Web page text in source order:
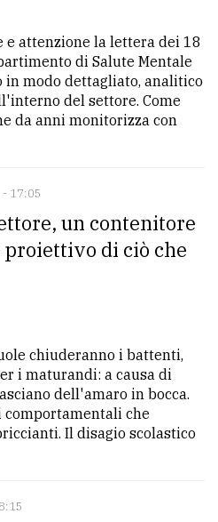
e attenzione la lettera dei 18
di Salute Mentale
in modo dettagliato, analitico
del settore. Come
da anni monitorizza con
17:05
un contenitore
di ciò che
chiuderanno i battenti,
i maturandi: a causa di
dell'amaro in bocca.
che
Il disagio scolastico